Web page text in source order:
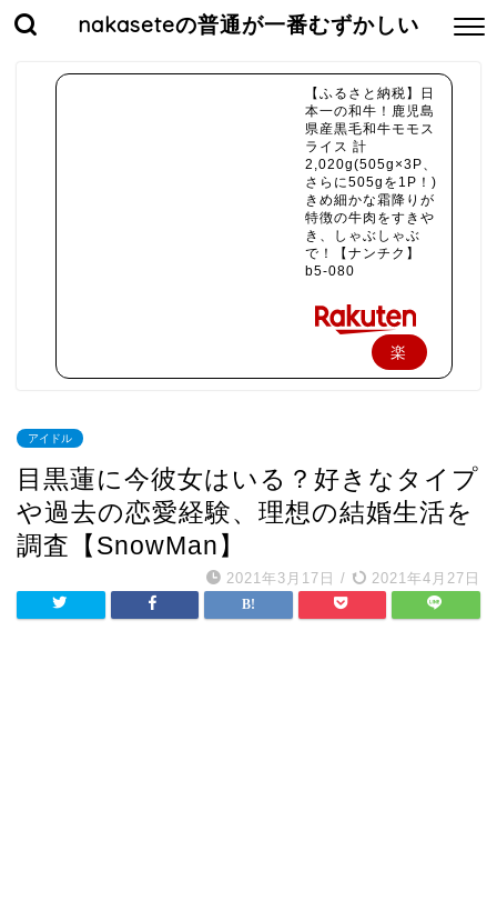
nakaseteの普通が一番むずかしい
【ふるさと納税】日
本一の和牛！鹿児島
県産黒毛和牛モモス
ライス 計
2,020g(505g×3P、
さらに505gを1P！)
きめ細かな霜降りが
特徴の牛肉をすきや
き、しゃぶしゃぶ
で！【ナンチク】
b5-080
楽
入
アイドル
目黒蓮に今彼女はいる？好きなタイプ
や過去の恋愛経験、理想の結婚生活を
調査【SnowMan】
2021年3月17日 / 2021年4月27日